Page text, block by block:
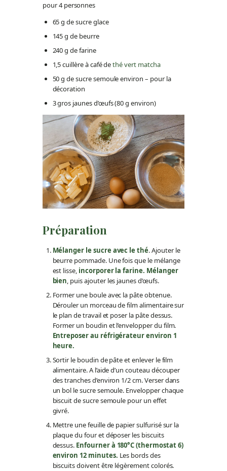
pour 4 personnes
65 g de sucre glace
145 g de beurre
240 g de farine
1,5 cuillère à café dethé vert matcha
50 g de sucre semoule environ – pour la
décoration
3 gros jaunes d’œufs (80 g environ)
Préparation
Mélanger le sucre avec le thé. Ajouter le
beurre pommade. Une fois que le mélange
est lisse, incorporer la farine. Mélanger
bien, puis ajouter les jaunes d’œufs.
Former une boule avec la pâte obtenue.
Dérouler un morceau de film alimentaire sur
le plan de travail et poser la pâte dessus.
Former un boudin et l’envelopper du film.
Entreposer au réfrigérateur environ 1
heure.
Sortir le boudin de pâte et enlever le film
alimentaire. A l’aide d’un couteau découper
des tranches d’environ 1/2 cm. Verser dans
un bol le sucre semoule. Envelopper chaque
biscuit de sucre semoule pour un effet
givré.
Mettre une feuille de papier sulfurisé sur la
plaque du four et déposer les biscuits
dessus. Enfourner à 180°C (thermostat 6)
environ 12 minutes. Les bords des
biscuits doivent être légèrement colorés.